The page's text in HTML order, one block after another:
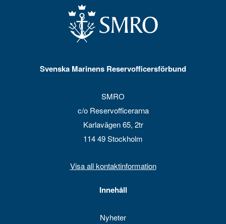
Svenska Marinens Reservofficersförbund
SMRO
c/o Reservofficerarna
Karlavägen 65, 2tr
114 49 Stockholm
Visa all kontaktinformation
Innehåll
Nyheter